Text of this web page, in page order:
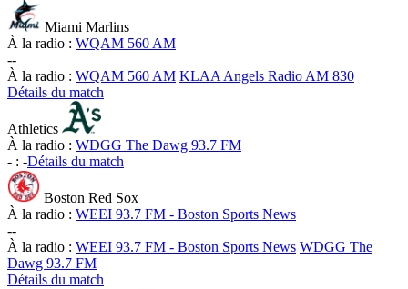
Miami Marlins
À la radio : WQAM 560 AM
--
À la radio : WQAM 560 AM KLAA Angels Radio AM 830
Détails du match
Athletics
À la radio : WDGG The Dawg 93.7 FM
- : -Détails du match
Boston Red Sox
À la radio : WEEI 93.7 FM - Boston Sports News
--
À la radio : WEEI 93.7 FM - Boston Sports News WDGG The
Dawg 93.7 FM
Détails du match